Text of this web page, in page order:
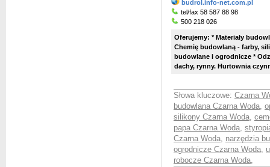
budrol.info-net.com.pl
tel/fax 58 587 88 98
500 218 026
Oferujemy: * Materiały
Chemię budowlaną - farby,
budowlane i ogrodnicze *
dachy, rynny. Hurtownia
Słowa kluczowe: Czarna
budowlana Czarna Woda,
silikony Czarna Woda,
papa Czarna Woda,
Czarna Woda, narzędzia
ogrodnicze Czarna Woda,
robocze Czarna Woda,